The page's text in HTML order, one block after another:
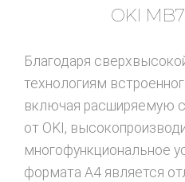
OKI
Благодаря
технологиям
включая расширяемую
от OKI,
многофункциональное
формата A4 является